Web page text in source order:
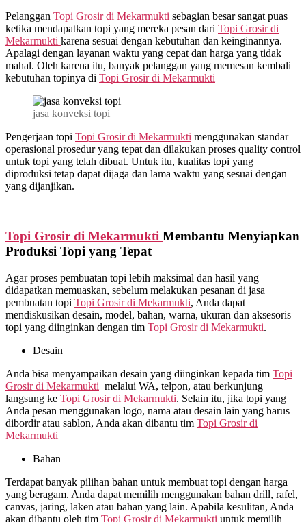
Pelanggan Topi Grosir di Mekarmukti sebagian besar sangat puas
ketika mendapatkan topi yang mereka pesan dari Topi Grosir di
Mekarmukti karena sesuai dengan kebutuhan dan keinginannya.
Apalagi dengan layanan waktu yang cepat dan harga yang tidak
mahal. Oleh karena itu, banyak pelanggan yang memesan kembali
kebutuhan topinya di Topi Grosir di Mekarmukti
jasa konveksi topi
Pengerjaan topi Topi Grosir di Mekarmukti menggunakan standar
operasional prosedur yang tepat dan dilakukan proses quality control
untuk topi yang telah dibuat. Untuk itu, kualitas topi yang
diproduksi tetap dapat dijaga dan lama waktu yang sesuai dengan
yang dijanjikan.
Topi Grosir di Mekarmukti Membantu Menyiapkan
Produksi Topi yang Tepat
Agar proses pembuatan topi lebih maksimal dan hasil yang
didapatkan memuaskan, sebelum melakukan pesanan di jasa
pembuatan topi Topi Grosir di Mekarmukti, Anda dapat
mendiskusikan desain, model, bahan, warna, ukuran dan aksesoris
topi yang diinginkan dengan tim Topi Grosir di Mekarmukti.
Desain
Anda bisa menyampaikan desain yang diinginkan kepada tim Topi
Grosir di Mekarmukti melalui WA, telpon, atau berkunjung
langsung ke Topi Grosir di Mekarmukti. Selain itu, jika topi yang
Anda pesan menggunakan logo, nama atau desain lain yang harus
dibordir atau sablon, Anda akan dibantu tim Topi Grosir di
Mekarmukti
Bahan
Terdapat banyak pilihan bahan untuk membuat topi dengan harga
yang beragam. Anda dapat memilih menggunakan bahan drill, rafel,
canvas, jaring, laken atau bahan yang lain. Apabila kesulitan, Anda
akan dibantu oleh tim Topi Grosir di Mekarmukti untuk memilih